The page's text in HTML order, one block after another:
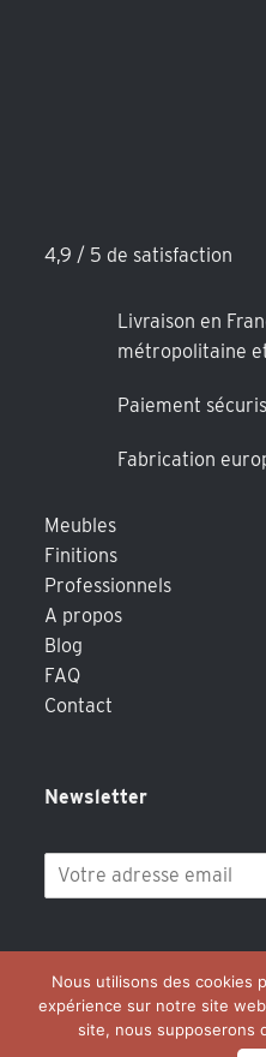
4,9 / 5 de satisfaction
Livraison en
métropolitaine
Paiement
Fabrication
Meubles
Finitions
Professionnels
A propos
Blog
FAQ
Contact
Newsletter
Nous utilisons des cookies
expérience sur notre site
site, nous supposerons